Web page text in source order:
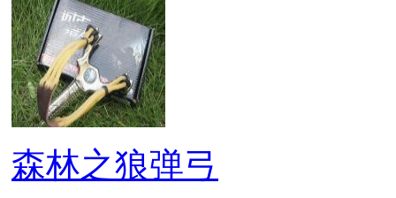
森林之狼弹弓